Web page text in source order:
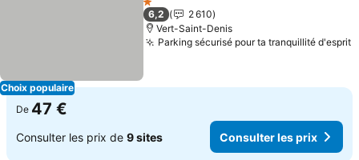
Choix populaire
1 Étoiles
6,2
2 610
Vert-Saint-Denis
Parking sécurisé pour ta tranquillité d'esprit
De 47 €
Consulter les prix de 9 sites Consulter les prix